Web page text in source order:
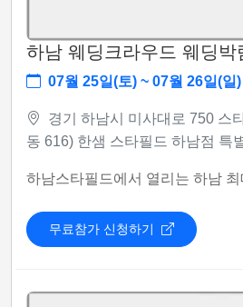
하남 웨딩크라우드 웨딩박
07월 25일(토) ~ 07월 26일(일)
경기 하남시 미사대로 750 스
동 616) 한샘 스타필드 하남점 특
하남스타필드에서 열리는 하남
무료참가 신청하기